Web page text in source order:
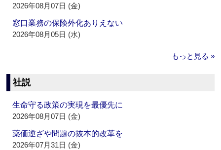
2026年08月07日 (金)
窓口業務の保険外化ありえない
2026年08月05日 (水)
もっと見る »
社説
生命守る政策の実現を最優先に
2026年08月07日 (金)
薬価逆ざや問題の抜本的改革を
2026年07月31日 (金)